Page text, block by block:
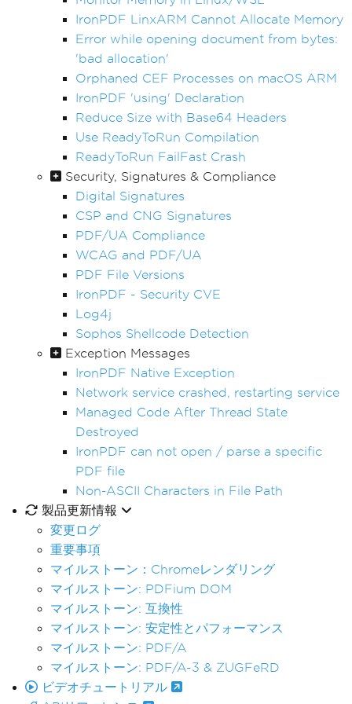
IronPDF LinxARM Cannot Allocate Memory
Error while opening document from bytes:
'bad allocation'
Orphaned CEF Processes on macOS ARM
IronPDF 'using' Declaration
Reduce Size with Base64 Headers
Use ReadyToRun Compilation
ReadyToRun FailFast Crash
Security, Signatures & Compliance
Digital Signatures
CSP and CNG Signatures
PDF/UA Compliance
WCAG and PDF/UA
PDF File Versions
IronPDF - Security CVE
Log4j
Sophos Shellcode Detection
Exception Messages
IronPDF Native Exception
Network service crashed, restarting service
Managed Code After Thread State
Destroyed
IronPDF can not open / parse a specific
PDF file
Non-ASCII Characters in File Path
製品更新情報
変更ログ
重要事項
マイルストーン：Chromeレンダリング
マイルストーン: PDFium DOM
マイルストーン: 互換性
マイルストーン: 安定性とパフォーマンス
マイルストーン: PDF/A
マイルストーン: PDF/A-3 & ZUGFeRD
ビデオチュートリアル